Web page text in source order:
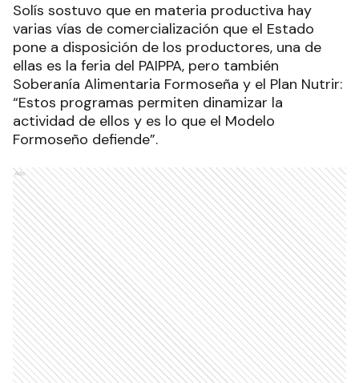
Solís sostuvo que en materia productiva hay
varias vías de comercialización que el Estado
pone a disposición de los productores, una de
ellas es la feria del PAIPPA, pero también
Soberanía Alimentaria Formoseña y el Plan Nutrir:
“Estos programas permiten dinamizar la
actividad de ellos y es lo que el Modelo
Formoseño defiende”.
Ads